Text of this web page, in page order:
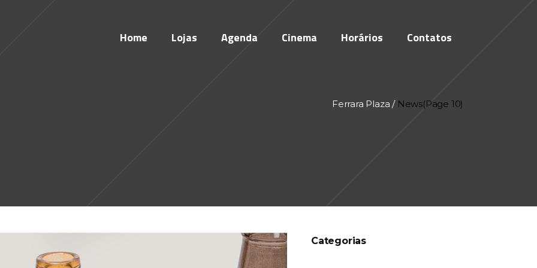
Home Lojas Agenda Cinema Horários Contatos
Ferrara Plaza / News(Page 10)
Categorias